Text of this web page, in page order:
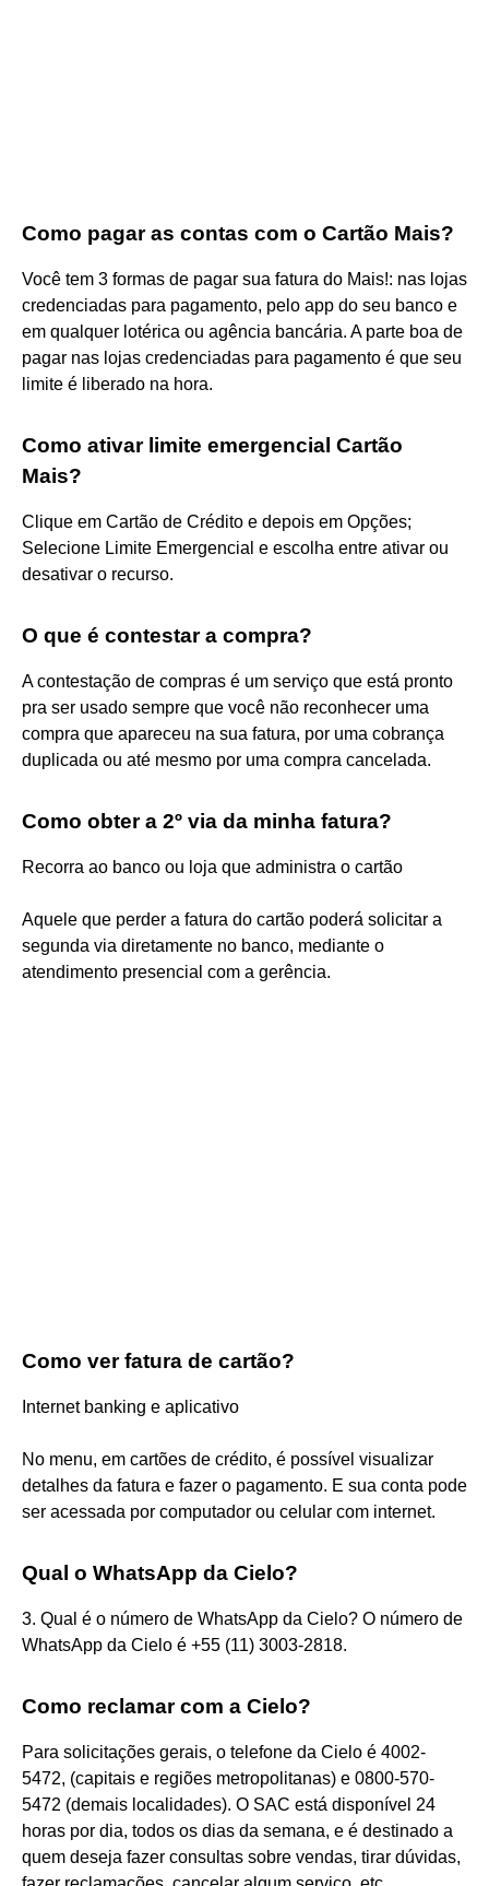
Como pagar as contas com o Cartão Mais?
Você tem 3 formas de pagar sua fatura do Mais!: nas lojas
credenciadas para pagamento, pelo app do seu banco e
em qualquer lotérica ou agência bancária. A parte boa de
pagar nas lojas credenciadas para pagamento é que seu
limite é liberado na hora.
Como ativar limite emergencial Cartão
Mais?
Clique em Cartão de Crédito e depois em Opções;
Selecione Limite Emergencial e escolha entre ativar ou
desativar o recurso.
O que é contestar a compra?
A contestação de compras é um serviço que está pronto
pra ser usado sempre que você não reconhecer uma
compra que apareceu na sua fatura, por uma cobrança
duplicada ou até mesmo por uma compra cancelada.
Como obter a 2º via da minha fatura?
Recorra ao banco ou loja que administra o cartão
Aquele que perder a fatura do cartão poderá solicitar a
segunda via diretamente no banco, mediante o
atendimento presencial com a gerência.
Como ver fatura de cartão?
Internet banking e aplicativo
No menu, em cartões de crédito, é possível visualizar
detalhes da fatura e fazer o pagamento. E sua conta pode
ser acessada por computador ou celular com internet.
Qual o WhatsApp da Cielo?
3. Qual é o número de WhatsApp da Cielo? O número de
WhatsApp da Cielo é +55 (11) 3003-2818.
Como reclamar com a Cielo?
Para solicitações gerais, o telefone da Cielo é 4002-
5472, (capitais e regiões metropolitanas) e 0800-570-
5472 (demais localidades). O SAC está disponível 24
horas por dia, todos os dias da semana, e é destinado a
quem deseja fazer consultas sobre vendas, tirar dúvidas,